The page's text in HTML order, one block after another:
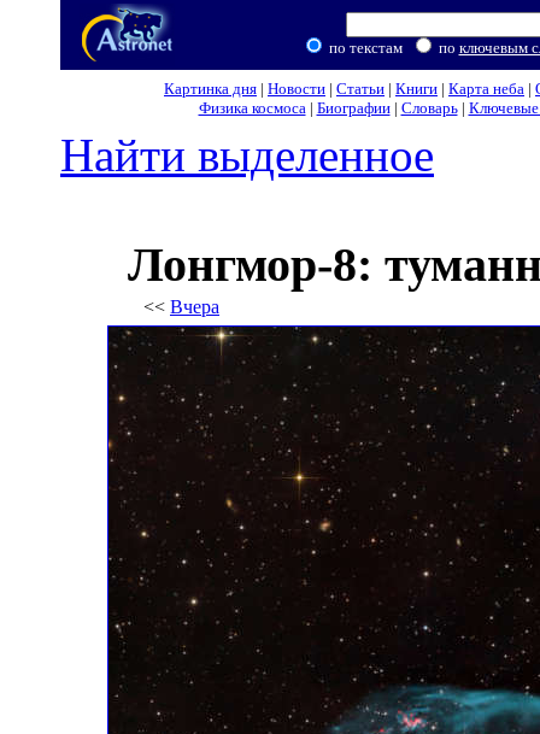
по текстам по ключевым
Картинка дня | Новости | Статьи | Книги | Карта неба |
Физика космоса| Биографии| Словарь| Ключевые
Найти выделенное
Лонгмор-8:
<< Вчера